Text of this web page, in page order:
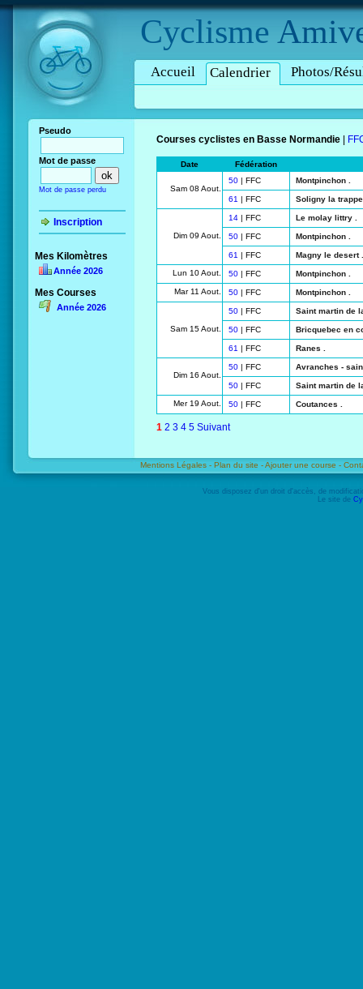
Cyclisme
Accueil Calendrier Photos/
Pseudo
Mot de passe
Mot de passe perdu
Inscription
Mes Kilomètres
Année 2026
Mes Courses
Année 2026
Courses cyclistes en Basse Normandie
Date Fédération
Sam 08 Aout.
50 | FFC Montpinchon .
61 | FFC Soligny la
Dim 09 Aout.
14 | FFC Le molay littry .
50 | FFC Montpinchon .
61 | FFC
Magny le desert .
Lun 10 Aout.
50 | FFC
Montpinchon .
Mar 11 Aout.
50 | FFC Montpinchon .
Sam 15 Aout.
50 | FFC Saint martin de
50 | FFC Bricquebec en
61 | FFC Ranes .
Dim 16 Aout.
50 | FFC Avranches -
50 | FFC
Saint martin de
Mer 19 Aout.
50 | FFC Coutances .
1 2 3 4 5 Suivant
Mentions Légales - Plan du site -Ajouter une course -
Vous disposez d'un droit d'accès, de
Le site de